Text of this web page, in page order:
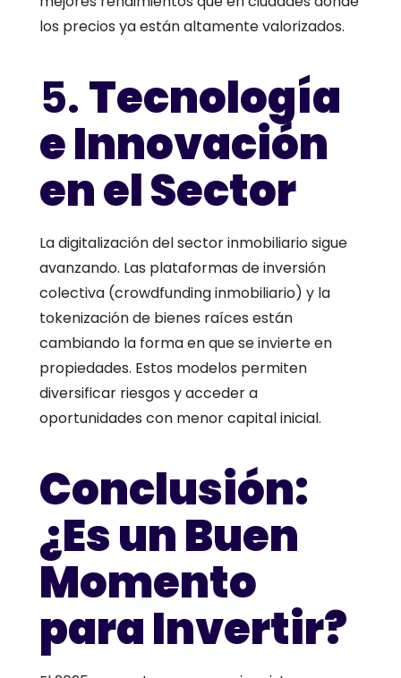
los precios ya están altamente valorizados.
5.Tecnología
e Innovación
en el Sector
La digitalización del sector inmobiliario sigue
avanzando. Las plataformas de inversión
colectiva (crowdfunding inmobiliario) y la
tokenización de bienes raíces están
cambiando la forma en que se invierte en
propiedades. Estos modelos permiten
diversificar riesgos y acceder a
oportunidades con menor capital inicial.
Conclusión:
¿Es un Buen
Momento
para Invertir?